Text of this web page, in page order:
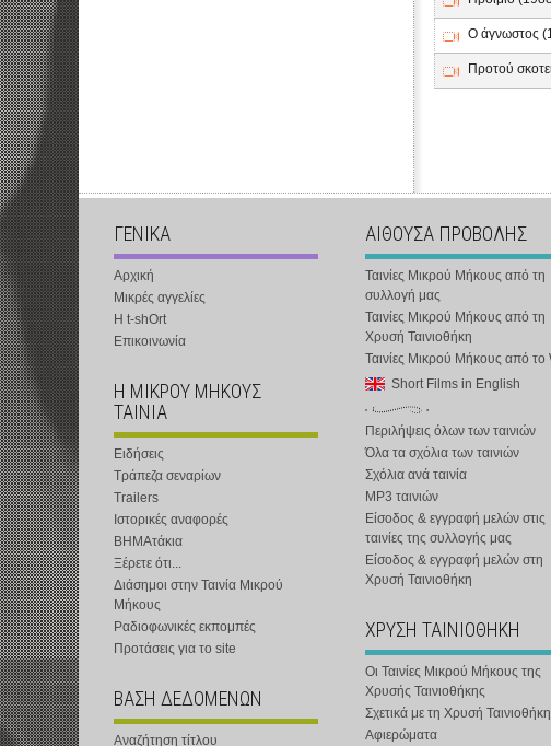
Ο άγνωστος
Προτού
ΓΕΝΙΚΑ
Αρχική
Μικρές αγγελίες
Η t-shOrt
Επικοινωνία
Η ΜΙΚΡΟΥ ΜΗΚΟΥΣ
ΤΑΙΝΙΑ
Ειδήσεις
Τράπεζα σεναρίων
Trailers
Ιστορικές αναφορές
ΒΗΜΑτάκια
Ξέρετε ότι...
Διάσημοι στην Ταινία Μικρού
Μήκους
Ραδιοφωνικές εκπομπές
Προτάσεις για το site
ΒΑΣΗ ΔΕΔΟΜΕΝΩΝ
Αναζήτηση τίτλου
ΑΙΘΟΥΣΑ ΠΡΟΒΟΛΗΣ
Ταινίες Μικρού Μήκους από τη
συλλογή μας
Ταινίες Μικρού Μήκους από τη
Χρυσή Ταινιοθήκη
Ταινίες Μικρού Μήκους από το
Short Films in English
Περιλήψεις όλων των ταινιών
Όλα τα σχόλια των ταινιών
Σχόλια ανά ταινία
MP3 ταινιών
Είσοδος & εγγραφή μελών στις
ταινίες της συλλογής μας
Είσοδος & εγγραφή μελών στη
Χρυσή Ταινιοθήκη
ΧΡΥΣΗ ΤΑΙΝΙΟΘΗΚΗ
Οι Ταινίες Μικρού Μήκους της
Χρυσής Ταινιοθήκης
Σχετικά με τη Χρυσή Ταινιοθήκη
Αφιερώματα